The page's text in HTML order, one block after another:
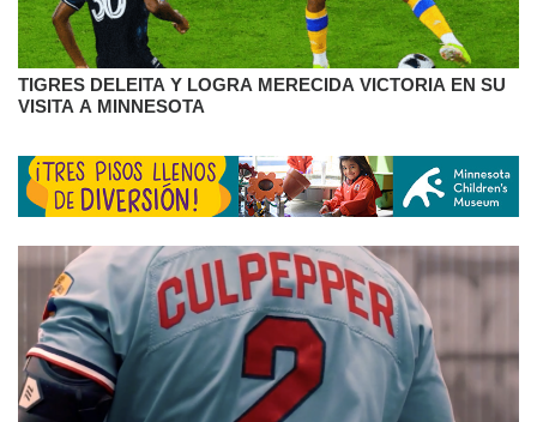
TIGRES DELEITA Y LOGRA MERECIDA VICTORIA EN SU
VISITA A MINNESOTA